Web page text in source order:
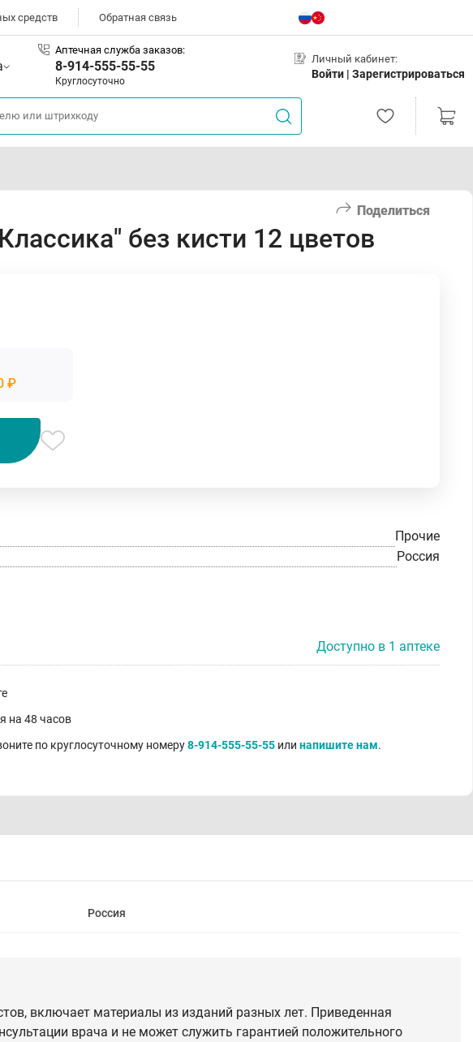
средств Обратная связь
Аптечная служба заказов:
8-914-555-55-55
Круглосуточно
Личный кабинет:
Войти | Зарегистрироваться
Поделиться
без кисти 12 цветов
₽
Прочие
Россия
Доступно в 1 аптеке
на 48 часов
по круглосуточному номеру8-914-555-55-55 или напишите нам.
Россия
включает материалы из изданий разных лет. Приведенная
врача и не может служить гарантией положительного